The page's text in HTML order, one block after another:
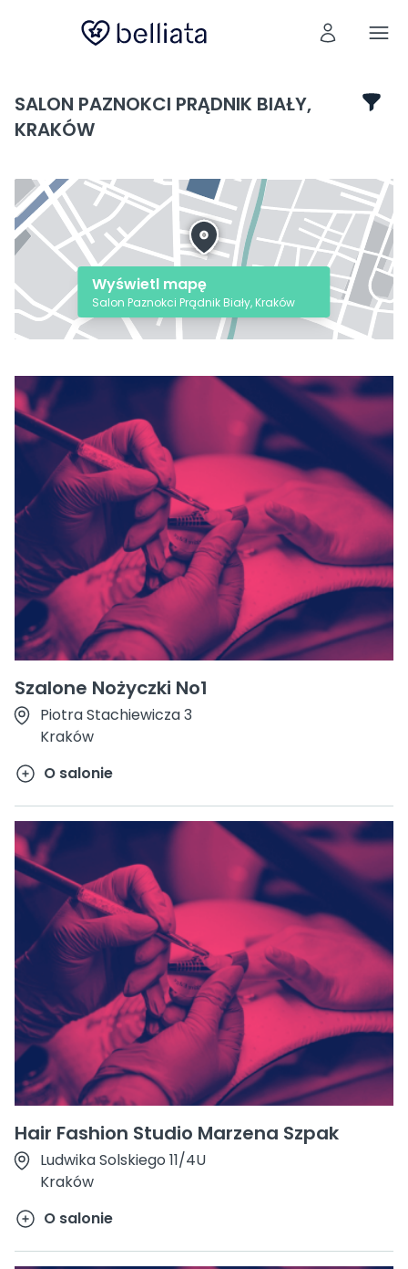
SALON PAZNOKCI PRĄDNIK BIAŁY,
KRAKÓW
Szalone Nożyczki No1
Piotra Stachiewicza 3
Kraków
O salonie
Hair Fashion Studio Marzena Szpak
Ludwika Solskiego 11/4U
Kraków
O salonie
Wyświetl mapę
Salon Paznokci Prądnik Biały, Kraków